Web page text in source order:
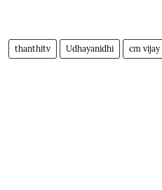
thanthitv Udhayanidhi cm vijay